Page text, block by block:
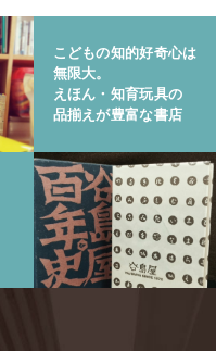
こどもの知的好奇心は
無限大。
えほん・知育玩具の
品揃えが豊富な書店